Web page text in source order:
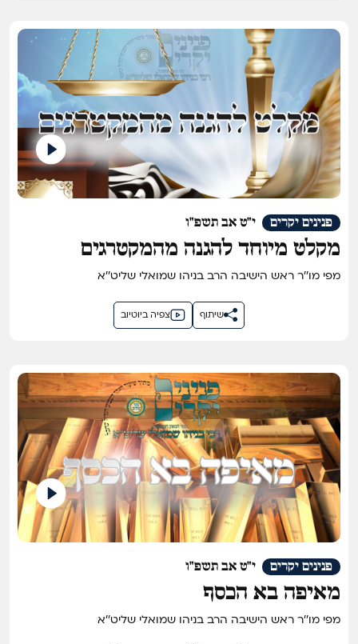
י"ט אב תשפ"ו פנינים יקרים
מקלט מיוחד להגנה מהמקטרגים
מפי מו''ר ראש הישיבה הרב בניהו שמואלי שליט''א
צפיה ביוטיוב שיתוף
י"ט אב תשפ"ו פנינים יקרים
מאיפה בא הכסף
מפי מו''ר ראש הישיבה הרב בניהו שמואלי שליט''א